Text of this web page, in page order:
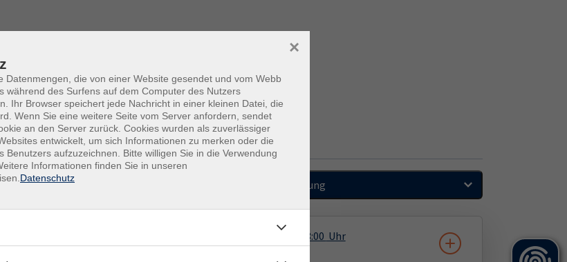
Sortierung
Denkspaß 18:00 Uhr
Datenmengen, die von einer Website gesendet und vom Webb
während des Surfens auf dem Computer des Nutzers
Ihr Browser speichert jede Nachricht in einer kleinen Datei, die
Wenn Sie eine weitere Seite vom Server anfordern, sendet
an den Server zurück. Cookies wurden als zuverlässiger
entwickelt, um sich Informationen zu merken oder die
Benutzers aufzuzeichnen. Bitte willigen Sie in die Verwendung
Informationen finden Sie in unseren
Datenschutz
×